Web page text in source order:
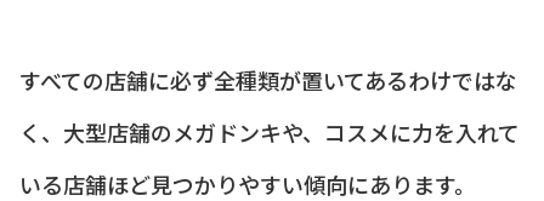
すべての店舗に必ず全種類が置いてあるわけではな
く、大型店舗のメガドンキや、コスメに力を入れて
いる店舗ほど見つかりやすい傾向にあります。